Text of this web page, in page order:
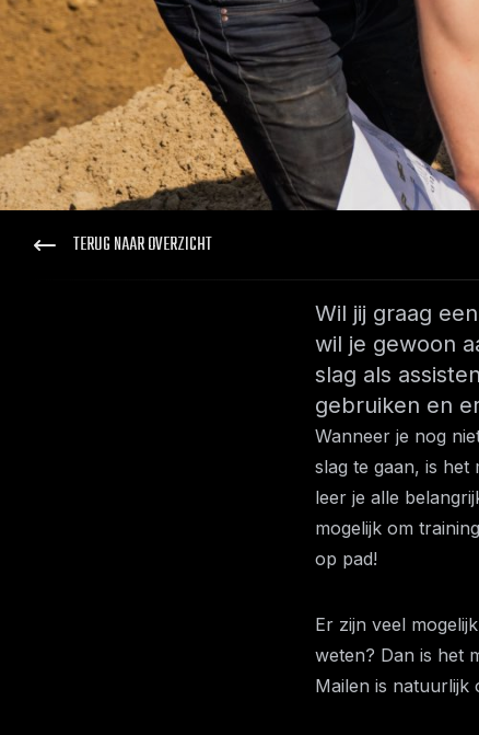
TERUG NAAR OVERZICHT
Wil jij graag
wil je gewoon
slag als
gebruiken en
Wanneer je nog
slag te gaan, is het
leer je alle
mogelijk om
op pad!
Er zijn veel
weten? Dan is het
Mailen is natuurlijk